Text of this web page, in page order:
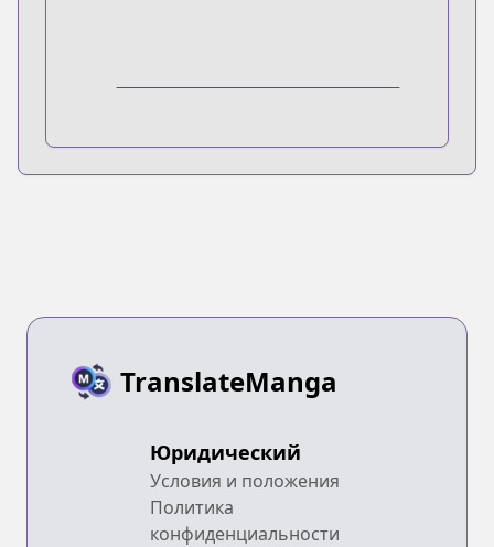
TranslateManga
Юридический
Условия и положения
Политика
конфиденциальности